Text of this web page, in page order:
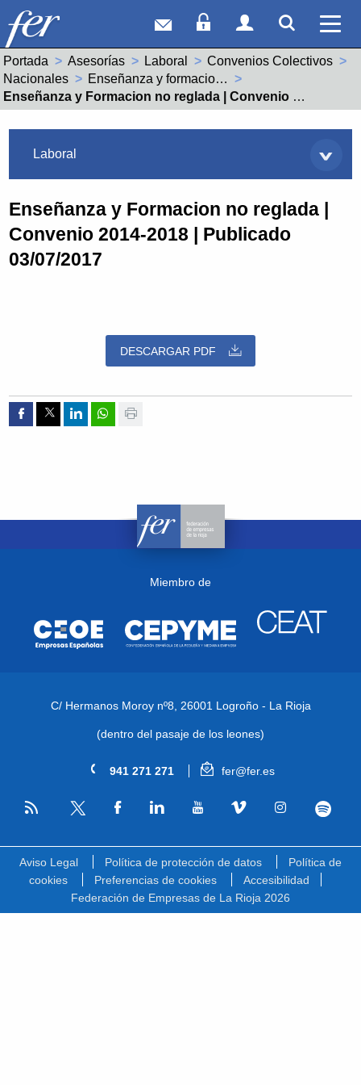
Correo webAcceso Socios
Acceso
Ver
Portada Asesorías Laboral
Convenios Colectivos
Nacionales
Enseñanza y formacion no reglada (99008825011994)
Actual:
Enseñanza y Formacion no reglada | Convenio 2014-2018 | Publicado 03/07/2017
Laboral
Enseñanza y Formacion no reglada |
Convenio 2014-2018 | Publicado
03/07/2017
DESCARGAR PDF
Compartir por Facebook
Compartir por Twitter
Compartir por Linkedin
Compartir por whatsapp
Imprimir
Miembro de
C/ Hermanos Moroy nº8, 26001 Logroño - La Rioja
(dentro del pasaje de los leones)
941 271 271 fer@fer.es
RSS
Aviso Legal Política de protección de datos
Política de
cookies
Preferencias de cookies
Accesibilidad
Federación de Empresas de La Rioja 2026